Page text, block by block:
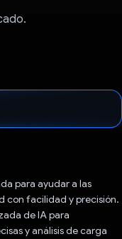
para ayudar a las
con facilidad y precisión.
de IA para
y análisis de carga